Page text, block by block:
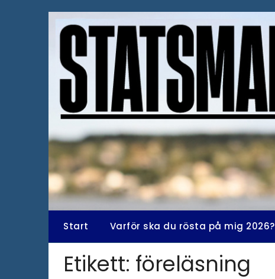
Start Varför ska du rösta på mig 2026?
Etikett: föreläsning